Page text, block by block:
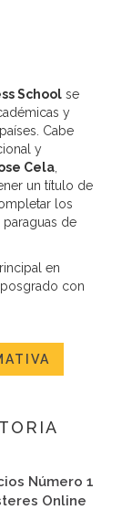
School se
y
Cabe
y
Cela
un título de
los
de
en
con
Número 1
Online